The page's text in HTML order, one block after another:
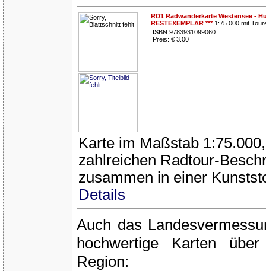
RD1 Radwanderkarte Westensee -
RESTEXEMPLAR ***1:75.000 mit
ISBN 9783931099060
Preis: € 3.00
Karte im Maßstab
zahlreichen Radtour-
zusammen in einer
Details
Auch das
hochwertige Karten
Region: